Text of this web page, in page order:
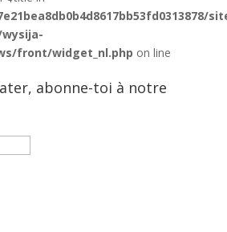
front/widget_nl.php on line
abonne-toi à notre